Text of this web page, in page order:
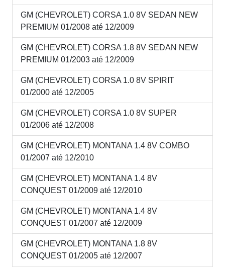
GM (CHEVROLET) CORSA 1.0 8V SEDAN NEW
PREMIUM 01/2008 até 12/2009
GM (CHEVROLET) CORSA 1.8 8V SEDAN NEW
PREMIUM 01/2003 até 12/2009
GM (CHEVROLET) CORSA 1.0 8V SPIRIT
01/2000 até 12/2005
GM (CHEVROLET) CORSA 1.0 8V SUPER
01/2006 até 12/2008
GM (CHEVROLET) MONTANA 1.4 8V COMBO
01/2007 até 12/2010
GM (CHEVROLET) MONTANA 1.4 8V
CONQUEST 01/2009 até 12/2010
GM (CHEVROLET) MONTANA 1.4 8V
CONQUEST 01/2007 até 12/2009
GM (CHEVROLET) MONTANA 1.8 8V
CONQUEST 01/2005 até 12/2007